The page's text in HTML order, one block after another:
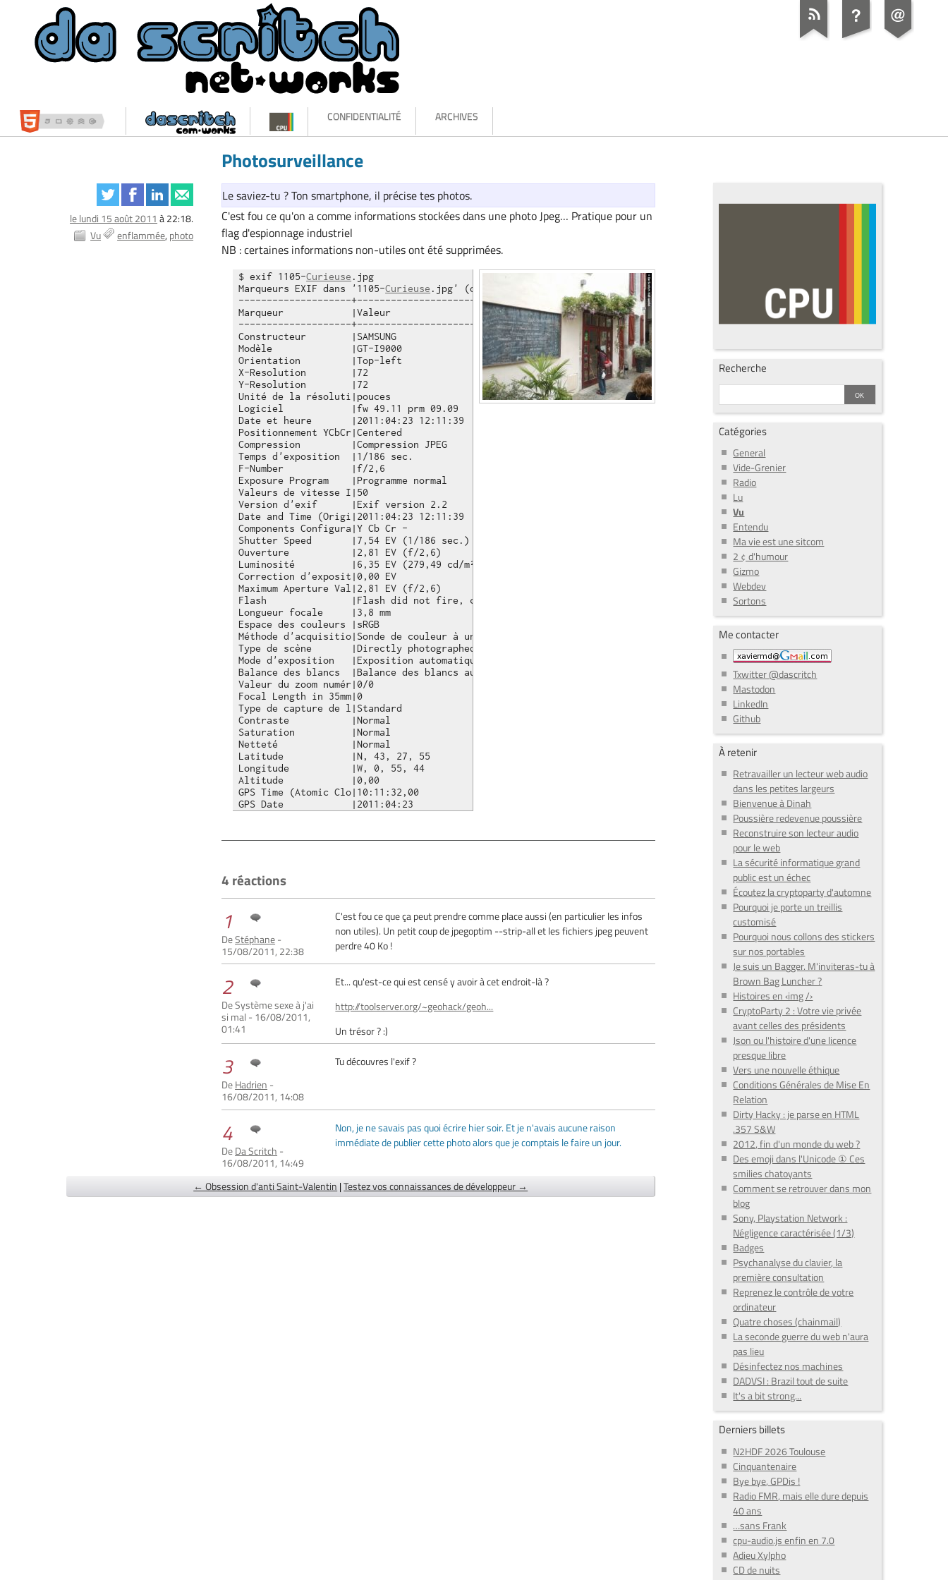
CONFIDENTIALITÉ ARCHIVES
Photosurveillance
le lundi 15 août 2011 à 22:18.
Vu
enflammée photo
Le saviez-tu ? Ton smartphone, il précise tes photos.
C'est fou ce qu'on a comme informations stockées dans une photo Jpeg… Pratique pour un
flag d'espionnage industriel
NB : certaines informations non-utiles ont été supprimées.
$ exif 1105-Curieuse .jpg
Marqueurs EXIF dans '1105-Curieuse .jpg' (ordre des octets 'Intel') :
--------------------+----------------------------------------------------------
Marqueur            |Valeur
--------------------+----------------------------------------------------------
Constructeur        |SAMSUNG
Modèle              |GT-I9000
Orientation         |Top-left
X-Resolution        |72
Y-Resolution        |72
Unité de la résoluti|pouces
Logiciel            |fw 49.11 prm 09.09
Date et heure       |2011:04:23 12:11:39
Positionnement YCbCr|Centered
Compression         |Compression JPEG
Temps d'exposition  |1/186 sec.
F-Number            |f/2,6
Exposure Program    |Programme normal
Valeurs de vitesse I|50
Version d'exif      |Exif version 2.2
Date and Time (Origi|2011:04:23 12:11:39
Components Configura|Y Cb Cr -
Shutter Speed       |7,54 EV (1/186 sec.)
Ouverture           |2,81 EV (f/2,6)
Luminosité          |6,35 EV (279,49 cd/m²)
Correction d'exposit|0,00 EV
Maximum Aperture Val|2,81 EV (f/2,6)
Flash               |Flash did not fire, compulsory flash mode
Longueur focale     |3,8 mm
Espace des couleurs |sRGB
Méthode d'acquisitio|Sonde de couleur à un capteur
Type de scène       |Directly photographed
Mode d'exposition   |Exposition automatique
Balance des blancs  |Balance des blancs automatique
Valeur du zoom numér|0/0
Focal Length in 35mm|0
Type de capture de l|Standard
Contraste           |Normal
Saturation          |Normal
Netteté             |Normal
Latitude            |N, 43, 27, 55
Longitude           |W, 0, 55, 44
Altitude            |0,00
GPS Time (Atomic Clo|10:11:32,00
4 réactions
1
DeStéphane-
15/08/2011, 22:38
C'est fou ce que ça peut prendre comme place aussi (en particulier les infos
non utiles). Un petit coup de jpegoptim --strip-all et les fichiers jpeg peuvent
perdre 40 Ko !
2
De Système sexe à j'ai
si mal - 16/08/2011,
01:41
Et... qu'est-ce qui est censé y avoir à cet endroit-là ?
http://toolserver.org/~geohack/geoh...
Un trésor ? :)
3
DeHadrien -
16/08/2011, 14:08
Tu découvres l'exif ?
4
DeDa Scritch -
16/08/2011, 14:49
Non, je ne savais pas quoi écrire hier soir. Et je n'avais aucune raison
immédiate de publier cette photo alors que je comptais le faire un jour.
← Obsession d'anti Saint-Valentin |Testez vos connaissances de développeur →
Recherche
Catégories
General
Vide-Grenier
Radio
Lu
Vu
Entendu
Ma vie est une sitcom
2 ¢ d'humour
Gizmo
Webdev
Sortons
Me contacter
Txwitter @dascritch
Mastodon
LinkedIn
Github
À retenir
Retravailler un lecteur web audio
dans les petites largeurs
Bienvenue à Dinah
Poussière redevenue poussière
Reconstruire son lecteur audio
pour le web
La sécurité informatique grand
public est un échec
Écoutez la cryptoparty d'automne
Pourquoi je porte un treillis
customisé
Pourquoi nous collons des stickers
sur nos portables
Je suis un Bagger. M'inviteras-tu à
Brown Bag Luncher ?
Histoires en ‹img /›
CryptoParty 2 : Votre vie privée
avant celles des présidents
Json ou l'histoire d'une licence
presque libre
Vers une nouvelle éthique
Conditions Générales de Mise En
Relation
Dirty Hacky : je parse en HTML
.357 S&W
2012, fin d'un monde du web ?
Des emoji dans l'Unicode ① Ces
smilies chatoyants
Comment se retrouver dans mon
blog
Sony, Playstation Network :
Négligence caractérisée (1/3)
Badges
Psychanalyse du clavier, la
première consultation
Reprenez le contrôle de votre
ordinateur
Quatre choses (chainmail)
La seconde guerre du web n'aura
pas lieu
Désinfectez nos machines
DADVSI : Brazil tout de suite
It's a bit strong...
Derniers billets
N2HDF 2026 Toulouse
Cinquantenaire
Bye bye, GPDis !
Radio FMR, mais elle dure depuis
40 ans
…sans Frank
cpu-audio.js enfin en 7.0
Adieu Xylpho
CD de nuits